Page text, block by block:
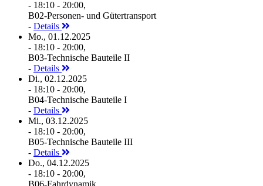
- 18:10 - 20:00,
B02-Personen- und Gütertransport
- Details
Mo., 01.12.2025
- 18:10 - 20:00,
B03-Technische Bauteile II
- Details
Di., 02.12.2025
- 18:10 - 20:00,
B04-Technische Bauteile I
- Details
Mi., 03.12.2025
- 18:10 - 20:00,
B05-Technische Bauteile III
- Details
Do., 04.12.2025
- 18:10 - 20:00,
B06-Fahrdynamik